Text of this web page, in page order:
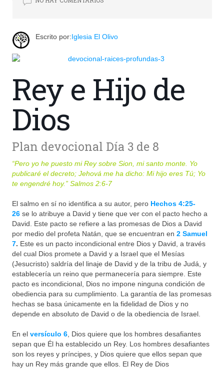
Escrito por:Iglesia El Olivo
Rey e Hijo de
Dios
Plan devocional Día 3 de 8
“Pero yo he puesto mi Rey sobre Sion, mi santo monte. Yo
publicaré el decreto; Jehová me ha dicho: Mi hijo eres Tú; Yo
te engendré hoy.”Salmos 2:6-7
El salmo en sí no identifica a su autor, pero Hechos 4:25-
26 se lo atribuye a David y tiene que ver con el pacto hecho a
David. Este pacto se refiere a las promesas de Dios a David
por medio del profeta Natán, que se encuentran en2 Samuel
7. Este es un pacto incondicional entre Dios y David, a través
del cual Dios promete a David y a Israel que el Mesías
(Jesucristo) saldría del linaje de David y de la tribu de Judá, y
establecería un reino que permanecería para siempre. Este
pacto es incondicional, Dios no impone ninguna condición de
obediencia para su cumplimiento. La garantía de las promesas
hechas se basa únicamente en la fidelidad de Dios y no
depende en absoluto de David o de la obediencia de Israel.
En elversículo 6, Dios quiere que los hombres desafiantes
sepan que Él ha establecido un Rey. Los hombres desafiantes
son los reyes y príncipes, y Dios quiere que ellos sepan que
hay un Rey más grande que ellos. El Rey de Dios